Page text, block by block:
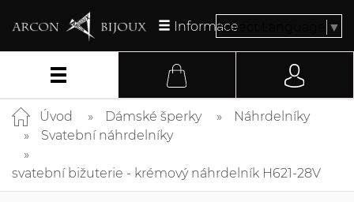
InformaceSelect Language ▼
Úvod Dámské šperky
Náhrdelníky
Svatební náhrdelníky
svatební bižuterie - krémový náhrdelník H621-28V